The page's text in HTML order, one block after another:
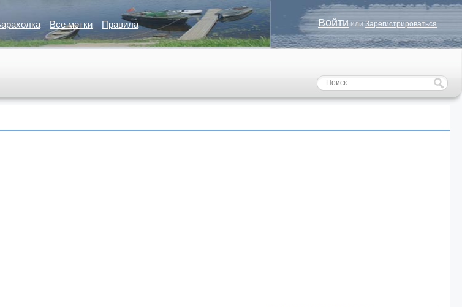
Все метки Правила Войти или Зарегистрироваться